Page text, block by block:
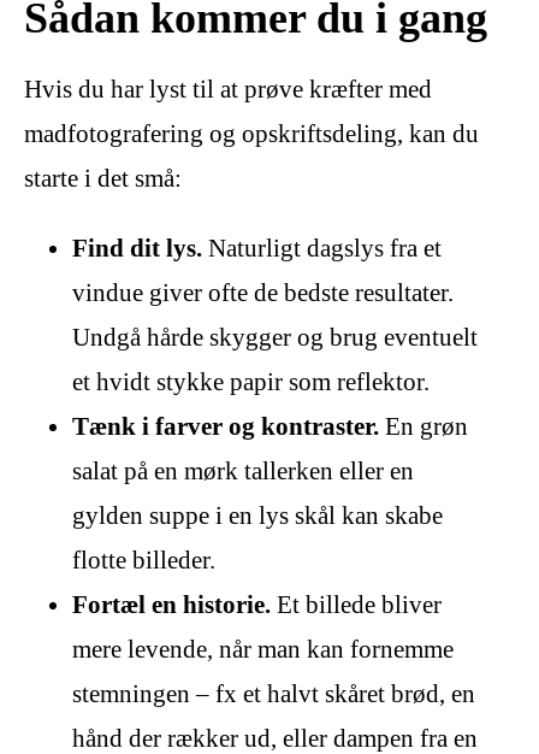
Sådan kommer du i gang
Hvis du har lyst til at prøve kræfter med
madfotografering og opskriftsdeling, kan du
starte i det små:
Find dit lys. Naturligt dagslys fra et
vindue giver ofte de bedste resultater.
Undgå hårde skygger og brug eventuelt
et hvidt stykke papir som reflektor.
Tænk i farver og kontraster. En grøn
salat på en mørk tallerken eller en
gylden suppe i en lys skål kan skabe
flotte billeder.
Fortæl en historie. Et billede bliver
mere levende, når man kan fornemme
stemningen – fx et halvt skåret brød, en
hånd der rækker ud, eller dampen fra en